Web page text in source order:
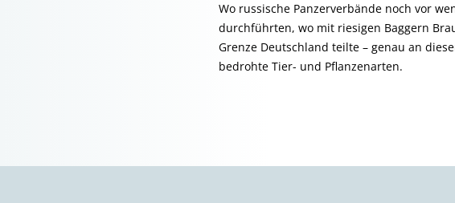
Wo russische Panzerverbände noch vor
durchführten, wo mit riesigen Baggern
Grenze Deutschland teilte – genau an
bedrohte Tier- und Pflanzenarten.